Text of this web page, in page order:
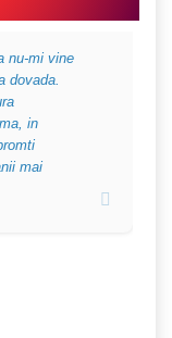
nu-mi vine
dovada.
in
mai